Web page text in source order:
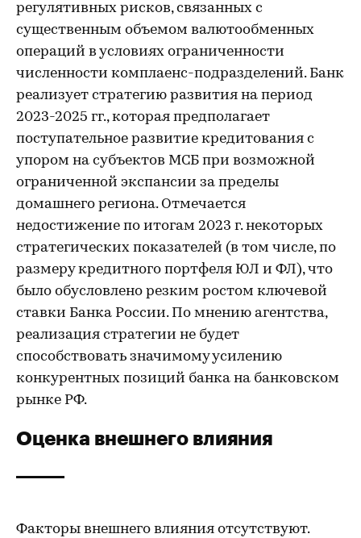
регулятивных рисков, связанных с
существенным объемом валютообменных
операций в условиях ограниченности
численности комплаенс-подразделений. Банк
реализует стратегию развития на период
2023-2025 гг., которая предполагает
поступательное развитие кредитования с
упором на субъектов МСБ при возможной
ограниченной экспансии за пределы
домашнего региона. Отмечается
недостижение по итогам 2023 г. некоторых
стратегических показателей (в том числе, по
размеру кредитного портфеля ЮЛ и ФЛ), что
было обусловлено резким ростом ключевой
ставки Банка России. По мнению агентства,
реализация стратегии не будет
способствовать значимому усилению
конкурентных позиций банка на банковском
рынке РФ.
Оценка внешнего влияния
Факторы внешнего влияния отсутствуют.